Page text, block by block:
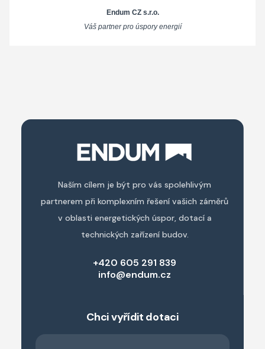
Endum CZ s.r.o.
Váš partner pro úspory energií
Naším cílem je být pro vás spolehlivým
partnerem při komplexním řešení vašich záměrů
v oblasti energetických úspor, dotací a
technických zařízení budov.
+420 605 291 839
info@endum.cz
Chci vyřídit dotaci